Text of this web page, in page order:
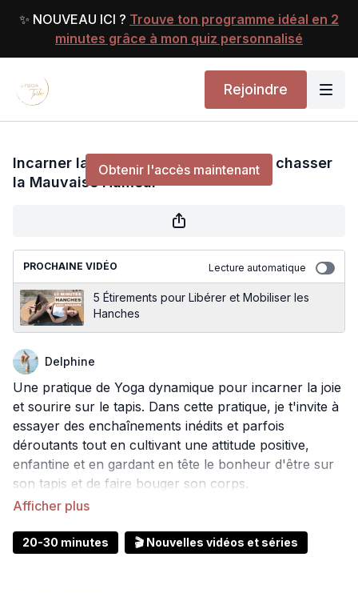
✨ NOUVEAU ICI ? Trouve ton programme idéal en 2
minutes grâce à mon quiz personnalisé
Rejoindre
Incarner la Joie de Vivre | Yoga pour chasser la
Obtenir l'accès maintenant
pour continuer
Incarner la Joie de Vivre | Yoga pour chasser
la Mauvaise Humeur
PROCHAINE VIDÉO Lecture automatique
5 Étirements pour Libérer et Mobiliser les
Hanches
Delphine
Une pratique de Yoga dynamique pour incarner la joie
et sourire sur le tapis. Dans cette pratique, je t'invite à
essayer des enchaînements inédits et parfois
déroutants tout en cultivant une attitude positive,
enfantine et en gardant en tête le bonheur d'être sur
son tapis et de faire bouger son corps.
profiter de l'instant présent et chasser les idées noires
/ la mauvaise humeur.
20-30 minutes 🎬 Nouvelles vidéos et séries